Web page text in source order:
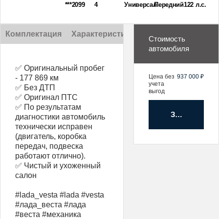
***2099 4 УниверсалПередний122 л.с.
Комплектация Характеристики
✅ Оригинальный пробег
- 177 869 км
✅ Без ДТП
✅ Оригинал ПТС
✅ По результатам
диагностики автомобиль
технически исправен
(двигатель, коробка
передач, подвеска
работают отлично).
✅ Чистый и ухоженный
салон
#lada_vesta #lada #vesta
#лада_веста #лада
#веста #механика
Стоимость
автомобиля
Цена без
учета
выгод
937 000 ₽